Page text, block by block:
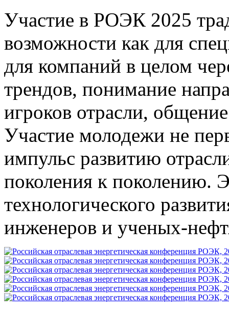
Участие в РОЭК 2025
возможности как для
для компаний в целом
трендов, понимание
игроков отрасли,
Участие молодежи не
импульс развитию
поколения к поколению.
технологического
инженеров и ученых-